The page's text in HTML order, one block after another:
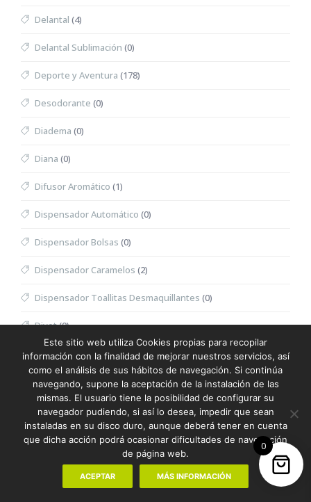
Delantal (4)
Delantal Sublimación (0)
Deporte y Aventura (178)
Desodorante (0)
Diadema (0)
Diana (0)
Difusor Aromático (1)
Dispensador Automático (0)
Dispensador Bolsas (0)
Dispensador Caramelos (2)
Dispensador Toallitas Desmaquillantes (0)
Divot(0)
Dominó (0)
Doudou(0)
Dron (0)
Eau de Toilette Hombre (0)
Eau de Toilette Mujer(0)
Embalaje Especial(68)
0
Este sitio web utiliza Cookies propias para recopilar
información con la finalidad de mejorar nuestros servicios, así
como el análisis de sus hábitos de navegación. Si continúa
navegando, supone la aceptación de la instalación de las
mismas. El usuario tiene la posibilidad de configurar su
navegador pudiendo, si así lo desea, impedir que sean
instaladas en su disco duro, aunque deberá tener en cuenta
que dicha acción podrá ocasionar dificultades de navegación
de página web.
ACEPTAR MÁS INFORMACIÓN